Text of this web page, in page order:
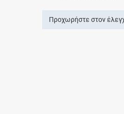
Προχωρήστε στον